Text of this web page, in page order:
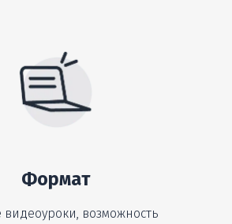
Формат
видеоуроки, возможность